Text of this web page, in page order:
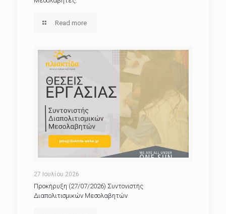
Read more
27 Ιουλίου 2026
Προκήρυξη (27/07/2026) Συντονιστής
Διαπολιτισμικών Μεσολαβητών